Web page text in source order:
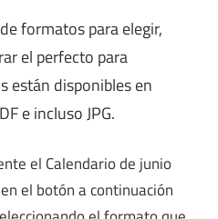
formatos para elegir,
el perfecto para
están disponibles en
e incluso JPG.
el Calendario de junio
el botón a continuación